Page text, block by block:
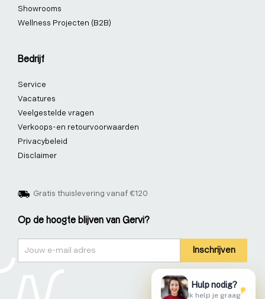
Showrooms
Wellness Projecten (B2B)
Bedrijf
Service
Vacatures
Veelgestelde vragen
Verkoops-en retourvoorwaarden
Privacybeleid
Disclaimer
Gratis thuislevering vanaf €120
Op de hoogte blijven van Gervi?
Inschrijven